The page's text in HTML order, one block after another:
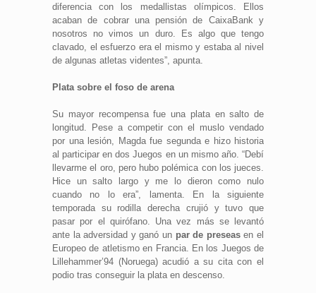
diferencia con los medallistas olímpicos. Ellos
acaban de cobrar una pensión de CaixaBank y
nosotros no vimos un duro. Es algo que tengo
clavado, el esfuerzo era el mismo y estaba al nivel
de algunas atletas videntes”, apunta.
Plata sobre el foso de arena
Su mayor recompensa fue una plata en salto de
longitud. Pese a competir con el muslo vendado
por una lesión, Magda fue segunda e hizo historia
al participar en dos Juegos en un mismo año. “Debí
llevarme el oro, pero hubo polémica con los jueces.
Hice un salto largo y me lo dieron como nulo
cuando no lo era”, lamenta. En la siguiente
temporada su rodilla derecha crujió y tuvo que
pasar por el quirófano. Una vez más se levantó
ante la adversidad y ganó un par de preseasen el
Europeo de atletismo en Francia. En los Juegos de
Lillehammer’94 (Noruega) acudió a su cita con el
podio tras conseguir la plata en descenso.